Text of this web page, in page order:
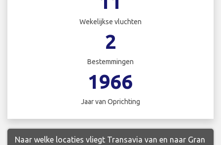
Wekelijkse vluchten
2
Bestemmingen
1966
Jaar van Oprichting
Naar welke locaties vliegt Transavia van en naar Gran